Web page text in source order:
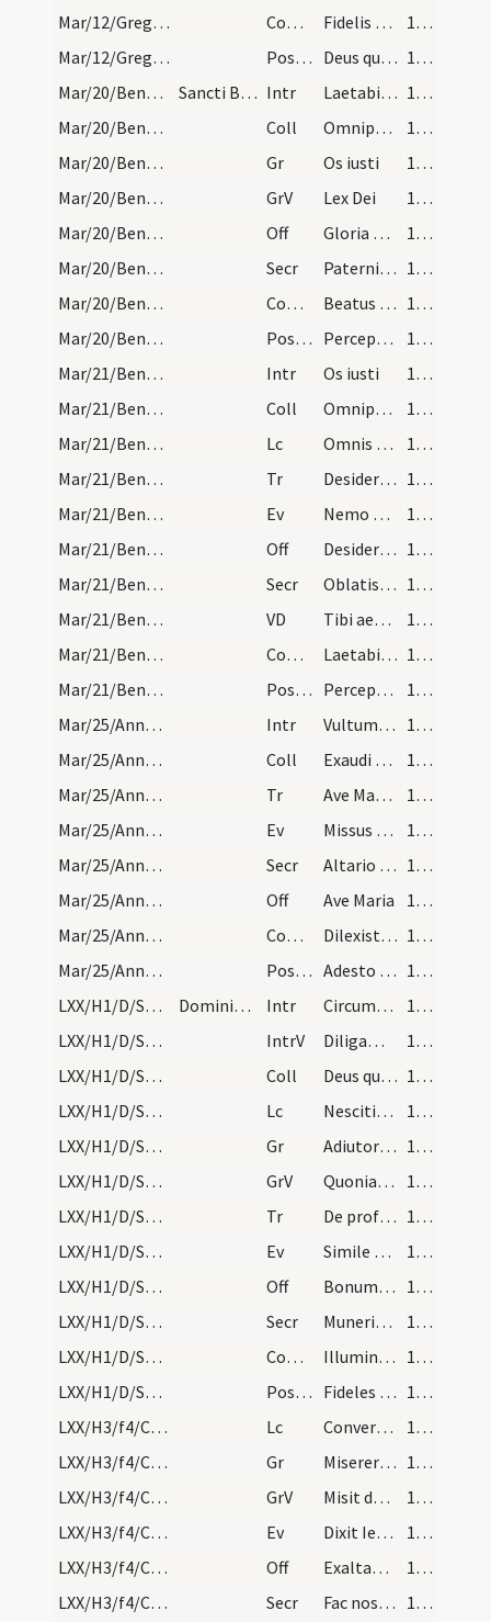
Mar/12/Gregorius papa/M2/Mass Propers
Comm Fidelis servus
103 (16r)
Mar/12/Gregorius papa/M2/Mass Propers
Postcomm Deus qui nos a delictorum facinoribus castigas ... consequi mereamur.
103 (16r)
Mar/20/Benedictus abbas/M2/Mass Propers
Sancti Benedicti abbatis Intr Laetabitur iustus
104 (16v)
Mar/20/Benedictus abbas/M2/Mass Propers
Coll Omnipotens sempiterne Deus qui pro gloriosa beati Benedicti abbatis ... errore subsequamur.
104 (16v)
Mar/20/Benedictus abbas/M2/Mass Propers
Gr Os iusti
104 (16v)
Mar/20/Benedictus abbas/M2/Mass Propers
GrV Lex Dei
104 (16v)
Mar/20/Benedictus abbas/M2/Mass Propers
Off Gloria et honore
104 (16v)
Mar/20/Benedictus abbas/M2/Mass Propers
Secr Paternis intercessionibus magnifici pastoris Benedicti
104 (16v)
Mar/20/Benedictus abbas/M2/Mass Propers
Comm Beatus servus
104 (16v)
Mar/20/Benedictus abbas/M2/Mass Propers
Postcomm Perceptis Domine sacrosancti ... intercedente beato Benedicto ... propitiant ad salutem.
104 (16v)
Mar/21/Benedictus abbas/M2/Mass Propers
Intr Os iusti
104 (16v)
Mar/21/Benedictus abbas/M2/Mass Propers
Coll Omnipotens sempiterne Deus qui hodierna die carnis eductum
104 (16v)
Mar/21/Benedictus abbas/M2/Mass Propers
Lc Omnis scriptura divinitus
104 (16v)
Mar/21/Benedictus abbas/M2/Mass Propers
Tr Desiderium animae
105 (17r)
Mar/21/Benedictus abbas/M2/Mass Propers
Ev Nemo accendit lucernam
105 (17r)
Mar/21/Benedictus abbas/M2/Mass Propers
Off Desiderium animae
105 (17r)
Mar/21/Benedictus abbas/M2/Mass Propers
Secr Oblatis Domine ob honorem beati confessoris tui Benedicti
105 (17r)
Mar/21/Benedictus abbas/M2/Mass Propers
VD Tibi aeterno Domino qui est gloriosus in sanctis
105 (17r)
Mar/21/Benedictus abbas/M2/Mass Propers
Comm Laetabitur iustus
106 (17v)
Mar/21/Benedictus abbas/M2/Mass Propers
Postcomm Perceptis tui corporis et sanguinis Domine sacramentis concede nobis supplicante beato Benedicto
106 (17v)
Mar/25/Annuntiatio BMV/M2/Mass Propers
Intr Vultum tuum
106 (17v)
Mar/25/Annuntiatio BMV/M2/Mass Propers
Coll Exaudi nos Domine sancte Pater omnipotens aeterne Deus et qui per beatae Mariae sacri uteri ... praesidiis mereamur.
106 (17v)
Mar/25/Annuntiatio BMV/M2/Mass Propers
Tr Ave Maria gratia plena
106 (17v)
Mar/25/Annuntiatio BMV/M2/Mass Propers
Ev Missus est angelus
106 (17v)
Mar/25/Annuntiatio BMV/M2/Mass Propers
Secr Altario tuo Domine superposita munera ... virtutis replevit.
106 (17v)
Mar/25/Annuntiatio BMV/M2/Mass Propers
Off Ave Maria
106 (17v)
Mar/25/Annuntiatio BMV/M2/Mass Propers
Comm Dilexisti iustitiam
106 (17v)
Mar/25/Annuntiatio BMV/M2/Mass Propers
Postcomm Adesto Domine populo tuo ut quae sumpsit fideliter
106 (17v)
LXX/H1/D/Septuagesima/M2/Mass Propers
Dominica in Septuagesima Intr Circumdederunt me
107 (18r)
LXX/H1/D/Septuagesima/M2/Mass Propers
IntrV Diligam te Domine
107 (18r)
LXX/H1/D/Septuagesima/M2/Mass Propers
Coll Deus qui per ineffabile observantiae ... mentibus exsequamur.
107 (18r)
LXX/H1/D/Septuagesima/M2/Mass Propers
Lc Nescitis quod hi qui in stadio currunt
107 (18r)
LXX/H1/D/Septuagesima/M2/Mass Propers
Gr Adiutor in opportunitatibus
107 (18r)
LXX/H1/D/Septuagesima/M2/Mass Propers
GrV Quoniam non in finem
107 (18r)
LXX/H1/D/Septuagesima/M2/Mass Propers
Tr De profundis clamavi ad te
107 (18r)
LXX/H1/D/Septuagesima/M2/Mass Propers
Ev Simile est regnum caelorum homini patrifamilias
108 (18v)
LXX/H1/D/Septuagesima/M2/Mass Propers
Off Bonum est confiteri Domino
108 (18v)
LXX/H1/D/Septuagesima/M2/Mass Propers
Secr Muneribus nostris quaesumus Domine precibusque susceptis ... clementer exaudi.
108 (18v)
LXX/H1/D/Septuagesima/M2/Mass Propers
Comm Illumina faciem tuam
108 (18v)
LXX/H1/D/Septuagesima/M2/Mass Propers
Postcomm Fideles tui Deus per tua dona firmentur ... fine percipiant.
108 (18v)
LXX/H3/f4/Cinerum/M2/Mass Propers
Lc Convertimini ad me in toto corde vestro
109 (19r)
LXX/H3/f4/Cinerum/M2/Mass Propers
Gr Miserere mei Deus
110 (19v)
LXX/H3/f4/Cinerum/M2/Mass Propers
GrV Misit de caelo
110 (19v)
LXX/H3/f4/Cinerum/M2/Mass Propers
Ev Dixit Iesus ... Cum ieiunatis
110 (19v)
LXX/H3/f4/Cinerum/M2/Mass Propers
Off Exaltabo te
110 (19v)
LXX/H3/f4/Cinerum/M2/Mass Propers
Secr Fac nos quaesumus Domine his muneribus offerendis 110 (19v)